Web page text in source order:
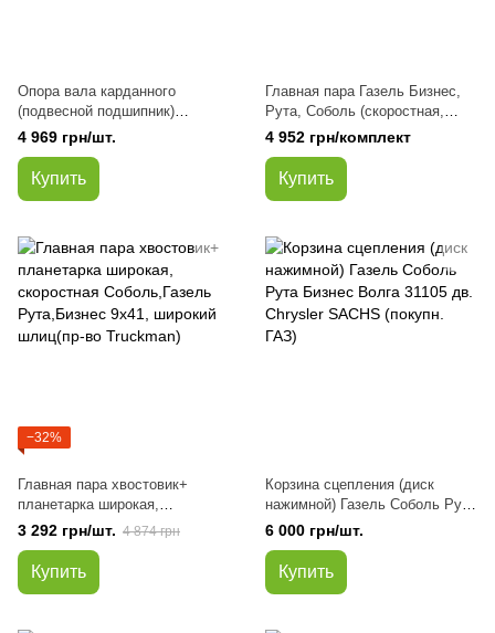
Опора вала карданного
(подвесной подшипник)
Газель Соболь, Next, Бизнес в
сборе, Оригинал! (пр-во
TIRSAN)
4 969 грн/шт.
Купить
Главная пара Газель Бизнес,
Рута, Соболь (скоростная,
широкая) 10х43, мелкий шлиц
(пр-во RIDER)
4 952 грн/комплект
Купить
−32%
Главная пара хвостовик+
планетарка широкая,
скоростная Соболь,Газель
Рута,Бизнес 9х41, широкий
шлиц(пр-во Truckman)
3 292 грн/шт. 4 874 грн
Купить
Корзина сцепления (диск
нажимной) Газель Соболь Рута
Бизнес Волга 31105 дв.
Chrysler SACHS (покупн. ГАЗ)
6 000 грн/шт.
Купить